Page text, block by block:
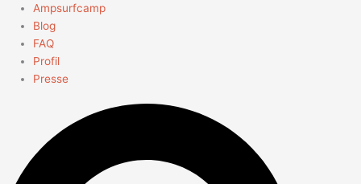
Ampsurfcamp
Blog
FAQ
Profil
Presse